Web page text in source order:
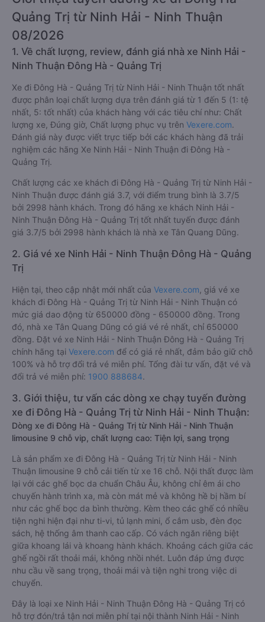
Quảng Trị từ Ninh Hải - Ninh Thuận
08/2026
1. Về chất lượng, review, đánh giá nhà xe Ninh Hải -
Ninh Thuận Đông Hà - Quảng Trị
Xe đi Đông Hà - Quảng Trị từ Ninh Hải - Ninh Thuận tốt nhất
được phân loại chất lượng dựa trên đánh giá từ 1 đến 5 (1: tệ
nhất, 5: tốt nhất) của khách hàng với các tiêu chí như: Chất
lượng xe, Đúng giờ, Chất lượng phục vụ trên Vexere.com.
Đánh giá này được viết trực tiếp bởi các khách hàng đã trải
nghiệm các hãng Xe Ninh Hải - Ninh Thuận đi Đông Hà -
Quảng Trị.
Chất lượng các xe khách đi Đông Hà - Quảng Trị từ Ninh Hải -
Ninh Thuận được đánh giá 3.7, với điểm trung bình là 3.7/5
bởi 2998 hành khách. Trong đó hãng xe khách Ninh Hải -
Ninh Thuận Đông Hà - Quảng Trị tốt nhất tuyến được đánh
giá 3.7/5 bởi 2998 hành khách là nhà xe Tân Quang Dũng.
2. Giá vé xe Ninh Hải - Ninh Thuận Đông Hà - Quảng
Trị
Hiện tại, theo cập nhật mới nhất của Vexere.com , giá vé xe
khách đi Đông Hà - Quảng Trị từ Ninh Hải - Ninh Thuận có
mức giá dao động từ 650000 đồng - 650000 đồng. Trong
đó, nhà xe Tân Quang Dũng có giá vé rẻ nhất, chỉ 650000
đồng. Đặt vé xe Ninh Hải - Ninh Thuận Đông Hà - Quảng Trị
chính hãng tại Vexere.com để có giá rẻ nhất, đảm bảo giữ chỗ
100% và hỗ trợ đổi trả vé miễn phí. Tổng đài tư vấn, đặt vé và
đổi trả vé miễn phí: 1900 888684.
3. Giới thiệu, tư vấn các dòng xe chạy tuyến đường
xe đi Đông Hà - Quảng Trị từ Ninh Hải - Ninh Thuận:
Dòng xe đi Đông Hà - Quảng Trị từ Ninh Hải - Ninh Thuận
limousine 9 chỗ vip, chất lượng cao: Tiện lợi, sang trọng
Là sản phẩm xe đi Đông Hà - Quảng Trị từ Ninh Hải - Ninh
Thuận limousine 9 chỗ cải tiến từ xe 16 chỗ. Nội thất được làm
lại với các ghế bọc da chuẩn Châu Âu, không chỉ êm ái cho
chuyến hành trình xa, mà còn mát mẻ và không hề bị hầm bí
như các ghế bọc da bình thường. Kèm theo các ghế có nhiều
tiện nghi hiện đại như ti-vi, tủ lạnh mini, ổ cắm usb, đèn đọc
sách, hệ thống âm thanh cao cấp. Có vách ngăn riêng biệt
giữa khoang lái và khoang hành khách. Khoảng cách giữa các
ghế ngồi rất thoải mái, không nhồi nhét. Luôn đáp ứng được
nhu cầu về sang trọng, thoải mái và tiện nghi trong việc di
chuyển.
Đây là loại xe Ninh Hải - Ninh Thuận Đông Hà - Quảng Trị có
hỗ trợ đón/trả tận nơi miễn phí tại nội thành Ninh Hải - Ninh